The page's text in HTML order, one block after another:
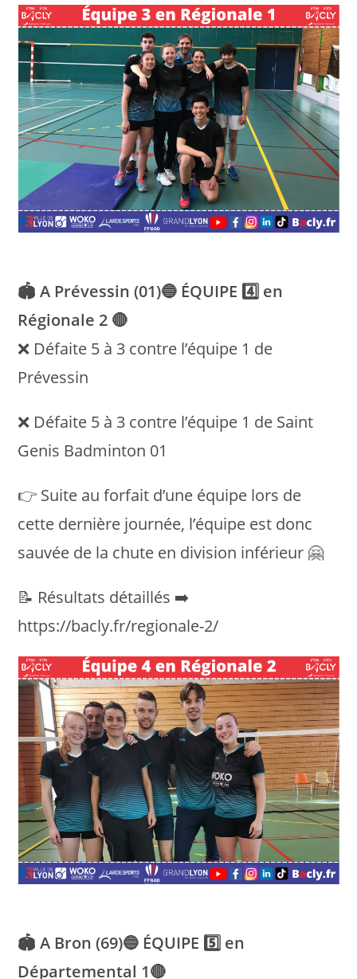
🏟 A Prévessin (01)🔵 ÉQUIPE 4️⃣ en
Régionale 2 🔴
❌ Défaite 5 à 3 contre l’équipe 1 de
Prévessin
❌ Défaite 5 à 3 contre l’équipe 1 de Saint
Genis Badminton 01
👉 Suite au forfait d’une équipe lors de
cette dernière journée, l’équipe est donc
sauvée de la chute en division inférieur 🤗
📝 Résultats détaillés ➡️
https://bacly.fr/regionale-2/
🏟 A Bron (69)🔵 ÉQUIPE 5️⃣ en
Départemental 1🔴